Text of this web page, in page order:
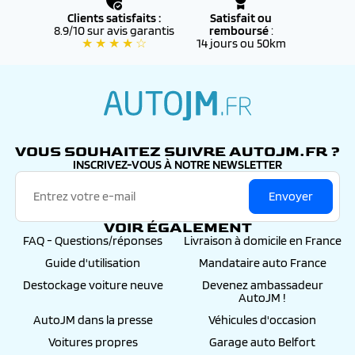
Clients satisfaits :
8.9/10 sur avis garantis
★ ★ ★ ★ ☆
Satisfait ou
remboursé:
14 jours ou 50km
VOUS SOUHAITEZ SUIVRE AUTOJM.FR ?
INSCRIVEZ-VOUS À NOTRE NEWSLETTER
Envoyer
VOIR ÉGALEMENT
FAQ - Questions/réponses
Livraison à domicile en France
Guide d'utilisation
Mandataire auto France
Destockage voiture neuve
Devenez ambassadeur
AutoJM !
AutoJM dans la presse
Véhicules d'occasion
Voitures propres
Garage auto Belfort